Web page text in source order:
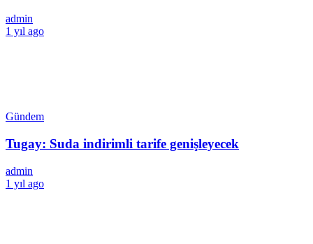
admin
1 yıl ago
Gündem
Tugay: Suda indirimli tarife genişleyecek
admin
1 yıl ago